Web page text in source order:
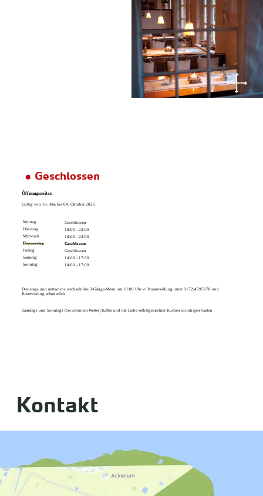
Geschlossen
Öffnungszeiten
Gültig von 18. Mai bis 04. Oktober 2026
Montag
Geschlossen
Dienstag
18:00 - 22:00
Mittwoch
18:00 - 22:00
Donnerstag
Geschlossen
Freitag
Geschlossen
Samstag
14:00 - 17:00
Sonntag
14:00 - 17:00
Dienstags und mittwochs wechselndes 3-Gänge-Menü um 18:00 Uhr -> Voranmeldung unter 0172/4595678 und
Reservierung erforderlich
Samstags und Sonntags (bei schönem Wetter) Kaffee und mit Liebe selbstgemachter Kuchen im ruhigen Garten
Kontakt